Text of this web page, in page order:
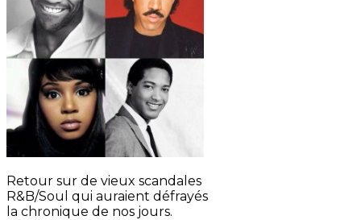
Retour sur de vieux scandales
R&B/Soul qui auraient défrayés
la chronique de nos jours.